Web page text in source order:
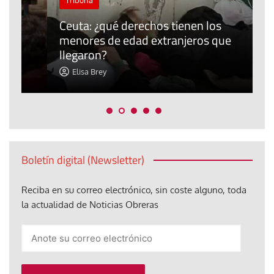
Ceuta: ¿qué derechos tienen los
menores de edad extranjeros que
llegaron?
Elisa Brey
Boletín digital (Newsletter)
Reciba en su correo electrónico, sin coste alguno, toda
la actualidad de Noticias Obreras